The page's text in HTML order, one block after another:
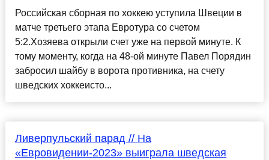
Российская сборная по хоккею уступила Швеции в
матче третьего этапа Евротура со счетом
5:2.Хозяева открыли счет уже на первой минуте. К
тому моменту, когда на 48-ой минуте Павел Порядин
забросил шайбу в ворота противника, на счету
шведских хоккеисто...
Ливерпульский парад // На
«Евровидении-2023» выиграла шведская